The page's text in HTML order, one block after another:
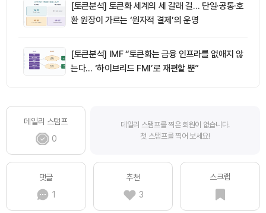
[토큰분석] 토큰화 세계의 세 갈래 길… 단일·공통·호
환 원장이 가르는 ‘원자적 결제’의 운명
[토큰분석] IMF “토큰화는 금융 인프라를 없애지 않
는다… ‘하이브리드 FMI’로 재편할 뿐”
데일리 스탬프
0
데일리 스탬프를 찍은 회원이 없습니다.
첫 스탬프를 찍어 보세요!
댓글
1
추천
3
스크랩